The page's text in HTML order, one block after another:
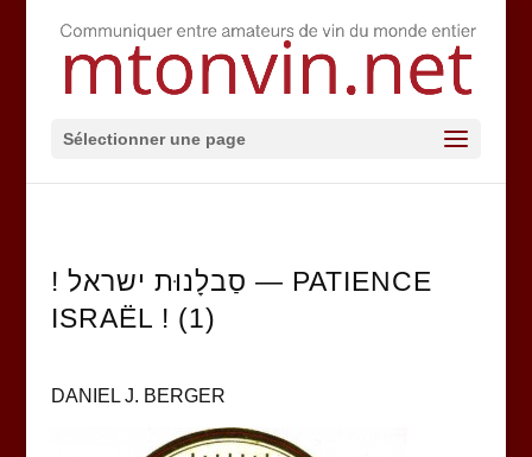
Sélectionner une page
! סַבלָנוּת ישראל — PATIENCE
ISRAËL ! (1)
DANIEL J. BERGER